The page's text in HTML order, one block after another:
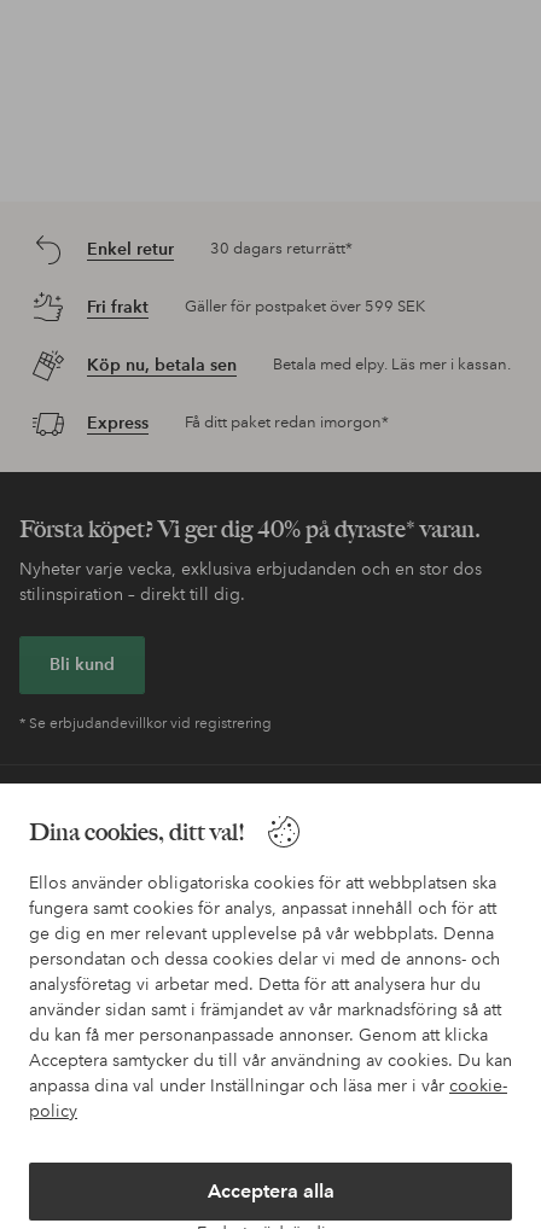
Dina cookies, ditt val!
Ellos använder obligatoriska cookies för att webbplatsen ska
fungera samt cookies för analys, anpassat innehåll och för att
ge dig en mer relevant upplevelse på vår webbplats. Denna
persondatan och dessa cookies delar vi med de annons- och
analysföretag vi arbetar med. Detta för att analysera hur du
använder sidan samt i främjandet av vår marknadsföring så att
du kan få mer personanpassade annonser. Genom att klicka
Acceptera samtycker du till vår användning av cookies. Du kan
anpassa dina val under Inställningar och läsa mer i vår cookie-
policy
Acceptera alla
Enkel retur 30 dagars returrätt*
Fri frakt Gäller för postpaket över 599 SEK
Köp nu, betala sen Betala med elpy. Läs mer i kassan.
Express Få ditt paket redan imorgon*
Första köpet? Vi ger dig 40% på dyraste* varan.
Nyheter varje vecka, exklusiva erbjudanden och en stor dos
stilinspiration – direkt till dig.
Bli kund
* Se erbjudandevillkor vid registrering
I vår FAQ hittar du svaren på de vanligaste frågorna. Här finns
också information om hur du enklast kontaktar oss.
Kundservice Beställning Betalsätt
Mina sidor
Om Ellos